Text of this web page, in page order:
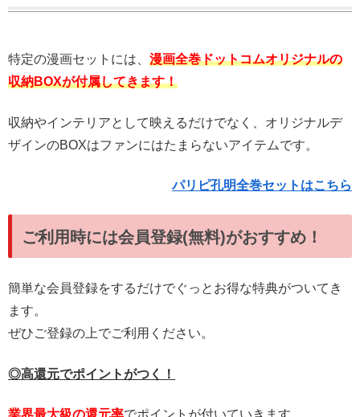
特定の漫画セットには、 漫画全巻ドットコムオリジナルの
収納BOXが付属してきます！
収納やインテリアとして映えるだけでなく、オリジナルデ
ザインのBOXはファンにはたまらないアイテムです。
パリピ孔明全巻セットはこちら
ご利用時には会員登録(無料)がおすすめ！
簡単な会員登録をするだけでぐっとお得な特典がついてき
ます。
ぜひご登録の上でご利用ください。
◎高還元でポイントがつく！